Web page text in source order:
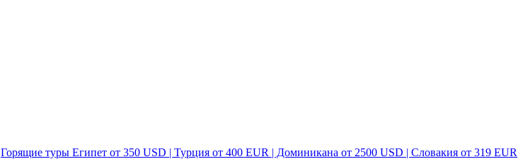
Горящие туры Египет от 350 USD | Турция от 400 EUR | Доминикана от 2500 USD | Словакия от 319 EUR